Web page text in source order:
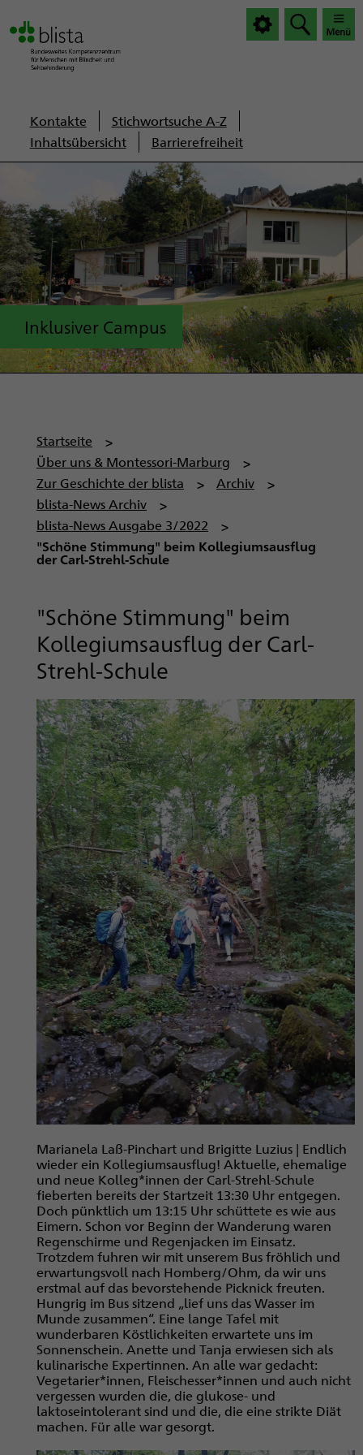
Servicenavigation
Kontakte
Stichwortsuche A-Z
Inhaltsübersicht
Barrierefreiheit
Inklusiver Campus
P
f
a
d
n
a
v
g
o
n
Startseite
Über uns & Montessori-Marburg
Zur Geschichte der blista
Archiv
blista-News Archiv
blista-News Ausgabe 3/2022
"Schöne Stimmung" beim Kollegiumsausflug
der Carl-Strehl-Schule
"Schöne Stimmung" beim
Kollegiumsausflug der Carl-
Strehl-Schule
Marianela Laß-Pinchart und Brigitte Luzius | Endlich
wieder ein Kollegiumsausflug! Aktuelle, ehemalige
und neue Kolleg*innen der Carl-Strehl-Schule
fieberten bereits der Startzeit 13:30 Uhr entgegen.
Doch pünktlich um 13:15 Uhr schüttete es wie aus
Eimern. Schon vor Beginn der Wanderung waren
Regenschirme und Regenjacken im Einsatz.
Trotzdem fuhren wir mit unserem Bus fröhlich und
erwartungsvoll nach Homberg/Ohm, da wir uns
erstmal auf das bevorstehende Picknick freuten.
Hungrig im Bus sitzend „lief uns das Wasser im
Munde zusammen“. Eine lange Tafel mit
wunderbaren Köstlichkeiten erwartete uns im
Sonnenschein. Anette und Tanja erwiesen sich als
kulinarische Expertinnen. An alle war gedacht:
Vegetarier*innen, Fleischesser*innen und auch nicht
vergessen wurden die, die glukose- und
laktoseintolerant sind und die, die eine strikte Diät
machen. Für alle war gesorgt.